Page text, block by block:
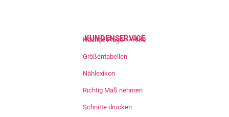
KUNDENSERVICE
Häufige Fragen / Hilfe
Größentabellen
Nählexikon
Richtig Maß nehmen
Schnitte drucken